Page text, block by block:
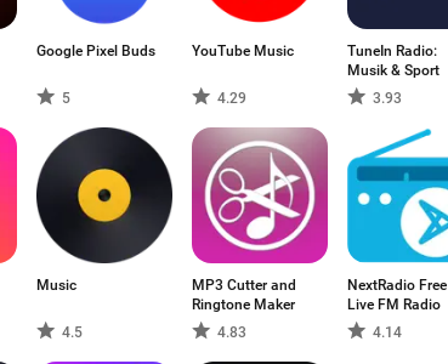
Google Pixel Buds
5
YouTube Music
4.29
TuneIn Radio:
Musik & Sport
3.93
Music
4.5
MP3 Cutter and
Ringtone Maker
4.83
NextRadio Free
Live FM Radio
4.14